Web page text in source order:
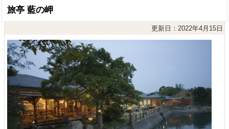
旅亭 藍の岬
更新日：2022年4月15日